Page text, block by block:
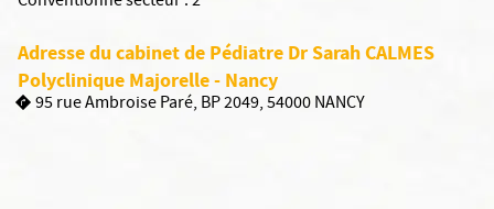
Adresse du cabinet de Pédiatre Dr Sarah CALMES
Polyclinique Majorelle - Nancy
95 rue Ambroise Paré, BP 2049, 54000 NANCY